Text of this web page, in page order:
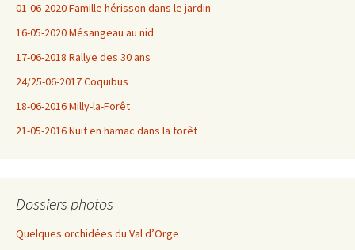
01-06-2020 Famille hérisson dans le jardin
16-05-2020 Mésangeau au nid
17-06-2018 Rallye des 30 ans
24/25-06-2017 Coquibus
18-06-2016 Milly-la-Forêt
21-05-2016 Nuit en hamac dans la forêt
Dossiers photos
Quelques orchidées du Val d’Orge